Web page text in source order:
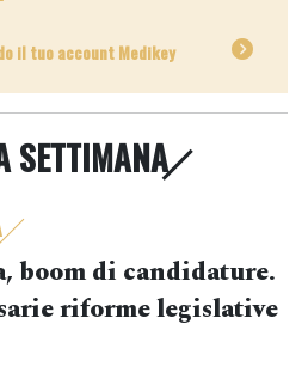
il tuo account Medikey
SETTIMANA
boom di candidature.
riforme legislative